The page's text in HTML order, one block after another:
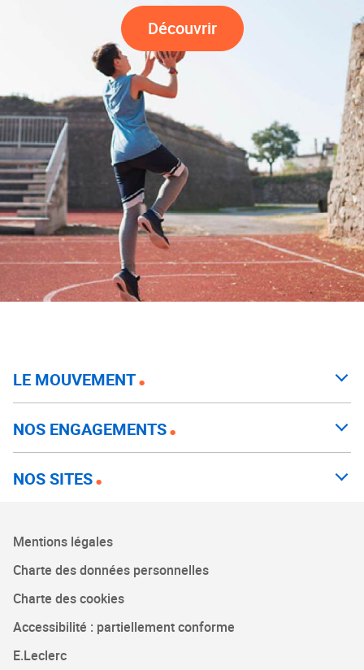
Découvrir
LE MOUVEMENT
NOS ENGAGEMENTS
NOS SITES
Mentions légales
Charte des données personnelles
Charte des cookies
Accessibilité : partiellement conforme
E.Leclerc